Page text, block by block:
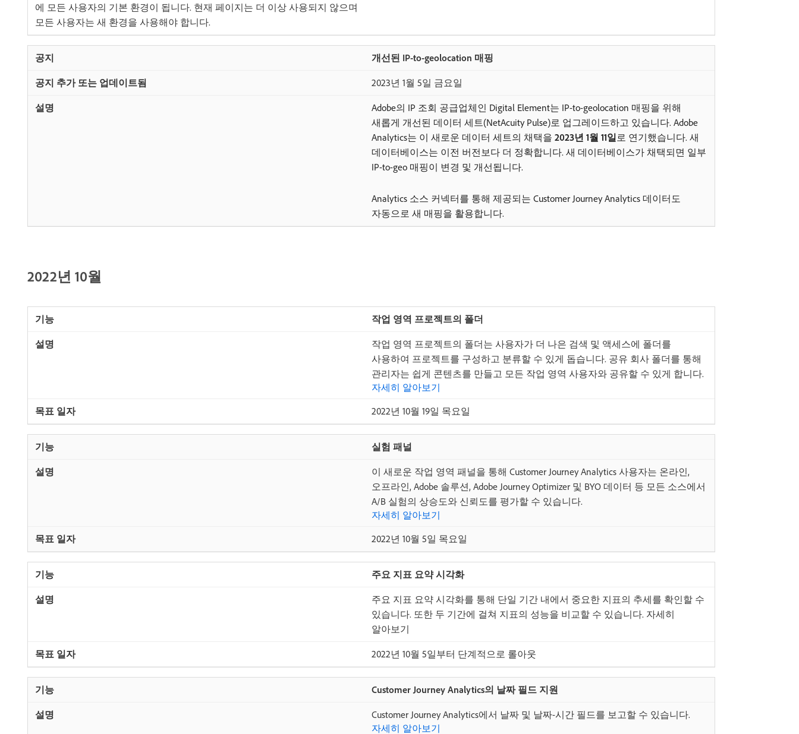
​에 모든 사용자의 기본 환경이 됩니다. 현재 페이지는 더 이상 사용되지 않으며
모든 사용자는 새 환경을 사용해야 합니다.
개선된 IP-to-geolocation 매핑
2023년 1월 5일 금요일
Adobe의 IP 조회 공급업체인 Digital Element는 IP-to-geolocation 매핑을 위해
새롭게 개선된 데이터 세트(NetAcuity Pulse)로 업그레이드하고 있습니다. Adobe
Analytics는 이 새로운 데이터 세트의 채택을 2023년 1월 11일 ​로 연기했습니다. 새
데이터베이스는 이전 버전보다 더 정확합니다. 새 데이터베이스가 채택되면 일부
IP-to-geo 매핑이 변경 및 개선됩니다.
Analytics 소스 커넥터를 통해 제공되는 Customer Journey Analytics 데이터도
자동으로 새 매핑을 활용합니다.
2022년 10월
작업 영역 프로젝트의 폴더
작업 영역 프로젝트의 폴더는 사용자가 더 나은 검색 및 액세스에 폴더를
사용하여 프로젝트를 구성하고 분류할 수 있게 돕습니다. 공유 회사 폴더를 통해
관리자는 쉽게 콘텐츠를 만들고 모든 작업 영역 사용자와 공유할 수 있게 합니다.
자세히 알아보기
2022년 10월 19일 목요일
실험 패널
이 새로운 작업 영역 패널을 통해 Customer Journey Analytics 사용자는 온라인,
오프라인, Adobe 솔루션, Adobe Journey Optimizer 및 BYO 데이터 등 모든 소스에서
A/B 실험의 상승도와 신뢰도를 평가할 수 있습니다.
자세히 알아보기
2022년 10월 5일 목요일
주요 지표 요약 시각화
주요 지표 요약 시각화를 통해 단일 기간 내에서 중요한 지표의 추세를 확인할 수
있습니다. 또한 두 기간에 걸쳐 지표의 성능을 비교할 수 있습니다. 자세히
알아보기
2022년 10월 5일부터 단계적으로 롤아웃
Customer Journey Analytics의 날짜 필드 지원
Customer Journey Analytics에서 날짜 및 날짜-시간 필드를 보고할 수 있습니다.
자세히 알아보기